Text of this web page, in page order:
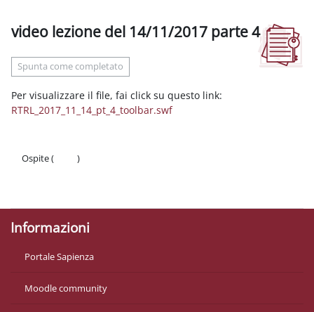
video lezione del 14/11/2017 parte 4
Spunta come completato
Per visualizzare il file, fai click su questo link:
RTRL_2017_11_14_pt_4_toolbar.swf
Ospite (
)
Informazioni
Portale Sapienza
Moodle community